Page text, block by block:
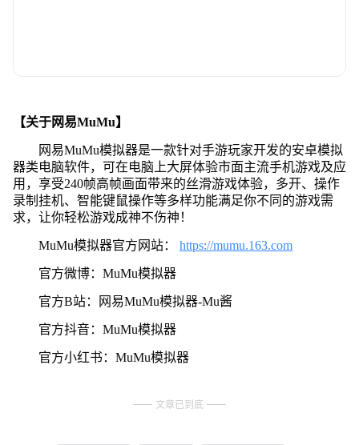
【关于网易MuMu】
网易MuMu模拟器是一款针对手游玩家开发的安卓模拟
器类电脑软件，可在电脑上大屏体验市面主流手机游戏及应
用，享受240帧高帧画面带来的丝滑游戏体验，多开、操作
录制挂机、智能键鼠操作等多样功能满足你不同的游戏需
求，让你轻松游戏成神不伤神！
MuMu模拟器官方网站： https://mumu.163.com
官方微博：MuMu模拟器
官方B站：网易MuMu模拟器-Mu酱
官方抖音：MuMu模拟器
官方小红书：MuMu模拟器
文章已到底